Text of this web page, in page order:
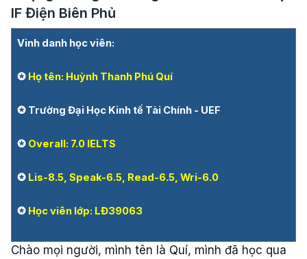
IF Điện Biên Phủ
Vinh danh học viên:
✪ Họ tên: Huỳnh Thanh Phú Quí
✪ Trường Đại Học Kinh tế Tài Chính - UEF
✪ Overall: 7.0 IELTS
✪ Lis-8.5, Speak-6.5, Read-6.5, Wri-6.0
✪ Học viên lớp: LĐ39063
Chào mọi người, mình tên là Quí, mình đã học qua